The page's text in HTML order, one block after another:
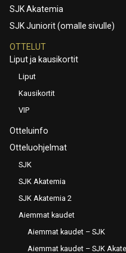
SJK Akatemia
SJK Juniorit (omalle sivulle)
OTTELUT
Liput ja kausikortit
Liput
Kausikortit
VIP
Otteluinfo
Otteluohjelmat
SJK
SJK Akatemia
SJK Akatemia 2
Aiemmat kaudet
Aiemmat kaudet – SJK
Aiemmat kaudet – SJK